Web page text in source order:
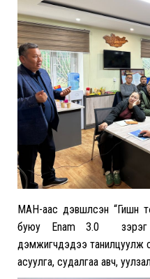
МАН-аас дэвшүүлсэн
буюу Enam 3.0 зэрэг
дэмжигчдэдээ танилцуулж
асуулга, судалгаа авч,